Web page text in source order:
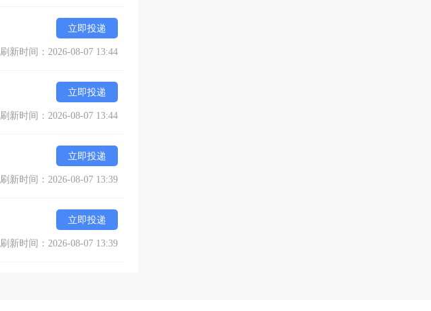
立即投递
刷新时间：2026-08-07 13:44
立即投递
刷新时间：2026-08-07 13:44
立即投递
刷新时间：2026-08-07 13:39
立即投递
刷新时间：2026-08-07 13:39